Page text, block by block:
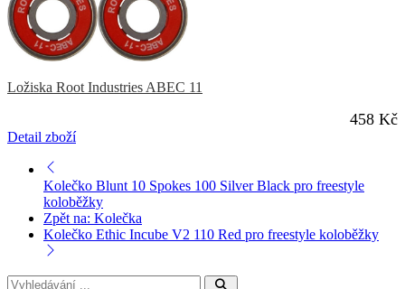
Ložiska Root Industries ABEC 11
458 Kč
Detail zboží
Kolečko Blunt 10 Spokes 100 Silver Black pro freestyle
koloběžky
Zpět na: Kolečka
Kolečko Ethic Incube V2 110 Red pro freestyle koloběžky